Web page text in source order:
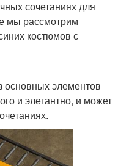
сочетаниях для
мы рассмотрим
костюмов с
основных элементов
и элегантно, и может